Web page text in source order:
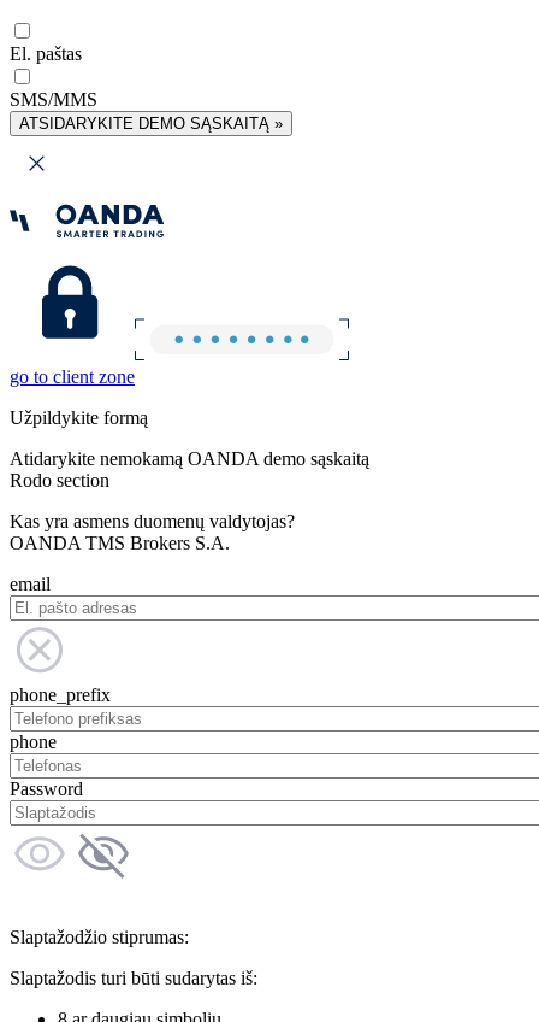
El. paštas
SMS/MMS
ATSIDARYKITE DEMO SĄSKAITĄ »
go to client zone
Užpildykite formą
Atidarykite nemokamą OANDA demo sąskaitą
Rodo section
Kas yra asmens duomenų valdytojas?
OANDA TMS Brokers S.A.
email
phone_prefix
phone
Password
Slaptažodžio stiprumas:
Slaptažodis turi būti sudarytas iš: